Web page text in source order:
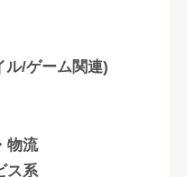
ル/ゲーム関連)
物流
ス系